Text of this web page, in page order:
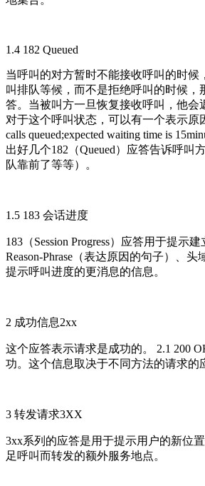
1.4 182 Queued
当呼叫的对方暂时不能接收呼叫的时候
叫排队等候，而不是拒绝呼叫的时候，
答。当被叫方一旦恢复接收呼叫，他会
对于这个呼叫状态，可以有一个表示原
calls queued;expected waiting time is
出好几个182（Queued）应答告诉呼叫
队靠前了等等）。
1.5 183 会话进度
183（Session Progress）应答用于提示
Reason-Phrase（表达原因的句子）、
提示呼叫进度的更消息的信息。
2 成功信息2xx
这个应答表示请求是成功的。 2.1 200
功。这个信息取决于不同方法的请求的
3 转发请求3XX
3xx系列的应答是用于提示用户的新位
足呼叫而转发的额外服务地点。